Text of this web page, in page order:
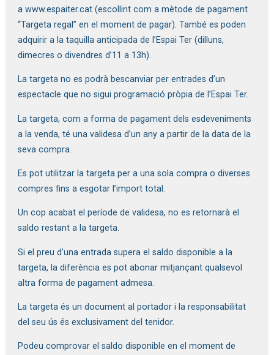
a www.espaiter.cat (escollint com a mètode de pagament
“Targeta regal” en el moment de pagar). També es poden
adquirir a la taquilla anticipada de l’Espai Ter (dilluns,
dimecres o divendres d’11 a 13h).
La targeta no es podrà bescanviar per entrades d’un
espectacle que no sigui programació pròpia de l’Espai Ter.
La targeta, com a forma de pagament dels esdeveniments
a la venda, té una validesa d’un any a partir de la data de la
seva compra.
Es pot utilitzar la targeta per a una sola compra o diverses
compres fins a esgotar l’import total.
Un cop acabat el període de validesa, no es retornarà el
saldo restant a la targeta.
Si el preu d’una entrada supera el saldo disponible a la
targeta, la diferència es pot abonar mitjançant qualsevol
altra forma de pagament admesa.
La targeta és un document al portador i la responsabilitat
del seu ús és exclusivament del tenidor.
Podeu comprovar el saldo disponible en el moment de